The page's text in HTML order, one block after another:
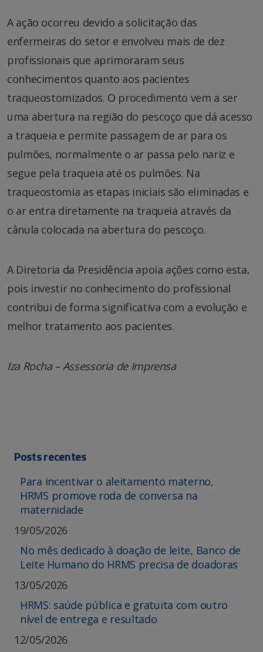
A ação ocorreu devido a solicitação das
enfermeiras do setor e envolveu mais de dez
profissionais que aprimoraram seus
conhecimentos quanto aos pacientes
traqueostomizados. O procedimento vem a ser
uma abertura na região do pescoço que dá acesso
a traqueia e permite passagem de ar para os
pulmões, normalmente o ar passa pelo nariz e
segue pela traqueia até os pulmões. Na
traqueostomia as etapas iniciais são eliminadas e
o ar entra diretamente na traqueia através da
cânula colocada na abertura do pescoço.
A Diretoria da Presidência apoia ações como esta,
pois investir no conhecimento do profissional
contribui de forma significativa com a evolução e
melhor tratamento aos pacientes.
Iza Rocha – Assessoria de Imprensa
Posts recentes
Para incentivar o aleitamento materno,
HRMS promove roda de conversa na
maternidade
19/05/2026
No mês dedicado à doação de leite, Banco de
Leite Humano do HRMS precisa de doadoras
13/05/2026
HRMS: saúde pública e gratuita com outro
nível de entrega e resultado
12/05/2026